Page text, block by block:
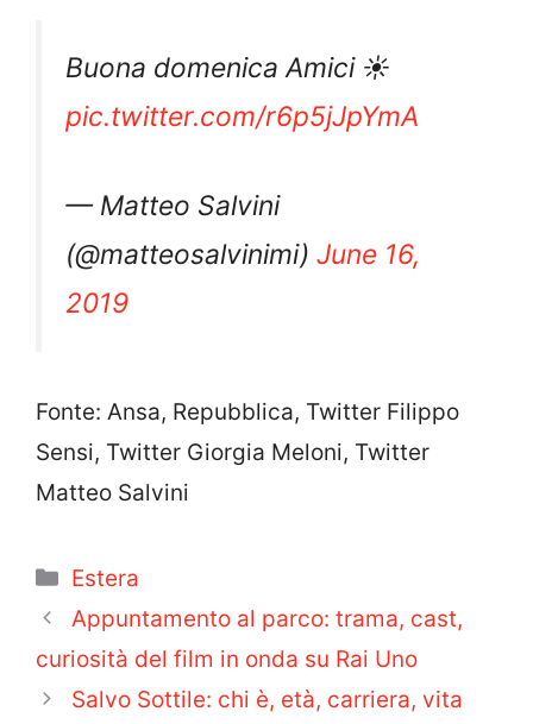
Buona domenica Amici ☀️
pic.twitter.com/r6p5jJpYmA
— Matteo Salvini
(@matteosalvinimi) June 16,
2019
Fonte: Ansa, Repubblica, Twitter Filippo
Sensi, Twitter Giorgia Meloni, Twitter
Matteo Salvini
Categorie
Estera
Appuntamento al parco: trama, cast,
curiosità del film in onda su Rai Uno
Salvo Sottile: chi è, età, carriera, vita